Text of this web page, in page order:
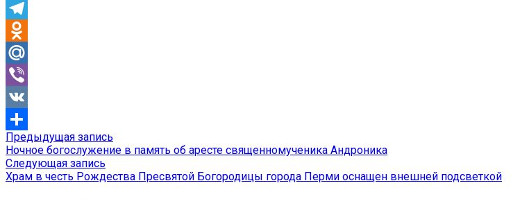
Skype
Telegram
Odnoklassniki
Mail.Ru
Viber
VK
Отправить
Навигация
по
записям
Предыдущая запись
запись:
Ночное богослужение в память об аресте священномученика Андроника
Следующая запись
запись:
Храм в честь Рождества Пресвятой Богородицы города Перми оснащен внешней подсветкой